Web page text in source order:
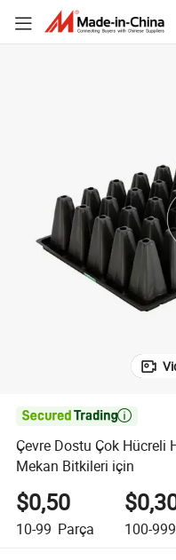

Çevre Dostu Çok Hücreli
Mekan Bitkileri için
$0,50
10-99 Parça 100-999